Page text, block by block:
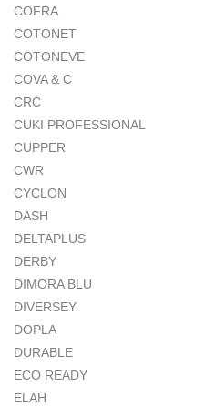
COFRA
COTONET
COTONEVE
COVA & C
CRC
CUKI PROFESSIONAL
CUPPER
CWR
CYCLON
DASH
DELTAPLUS
DERBY
DIMORA BLU
DIVERSEY
DOPLA
DURABLE
ECO READY
ELAH